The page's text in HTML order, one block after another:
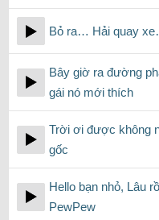
Bỏ ra… Hải quay
Bây giờ ra đường
gái nó mới thích
Trời ơi được không
gốc
Hello bạn nhỏ, Lâu
PewPew